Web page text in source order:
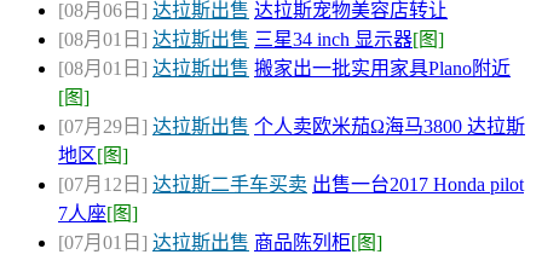
[08月06日] 达拉斯出售 达拉斯宠物美容店转让
[08月01日] 达拉斯出售 三星34 inch 显示器[图]
[08月01日] 达拉斯出售 搬家出一批实用家具Plano附近
[图]
[07月29日] 达拉斯出售 个人卖欧米茄Ω海马3800 达拉斯
地区[图]
[07月12日] 达拉斯二手车买卖 出售一台2017 Honda pilot
7人座[图]
[07月01日] 达拉斯出售 商品陈列柜[图]